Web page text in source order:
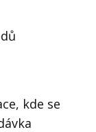
kde se